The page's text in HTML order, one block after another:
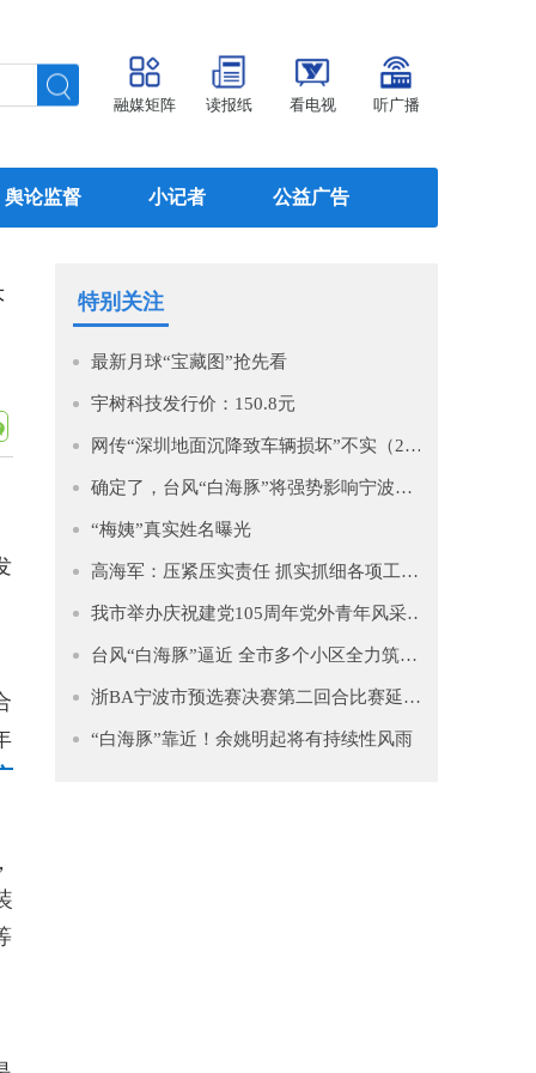
融媒矩阵 读报纸 看电视 听广播
舆论监督 小记者 公益广告
特别关注
最新月球“宝藏图”抢先看
宇树科技发行价：150.8元
网传“深圳地面沉降致车辆损坏”不实（2026·08·06）
确定了，台风“白海豚”将强势影响宁波！即将进入48小时警戒线！预计影响时间长，风大雨强，宁波启动IV级防台风应急响应！
“梅姨”真实姓名曝光
高海军：压紧压实责任 抓实抓细各项工作 坚决筑牢防汛防台坚固防线
我市举办庆祝建党105周年党外青年风采展示暨主题教育推进会
台风“白海豚”逼近 全市多个小区全力筑牢安全防线
浙BA宁波市预选赛决赛第二回合比赛延期公告
“白海豚”靠近！余姚明起将有持续性风雨